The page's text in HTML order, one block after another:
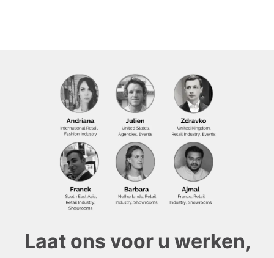
Laat ons voor u werken,